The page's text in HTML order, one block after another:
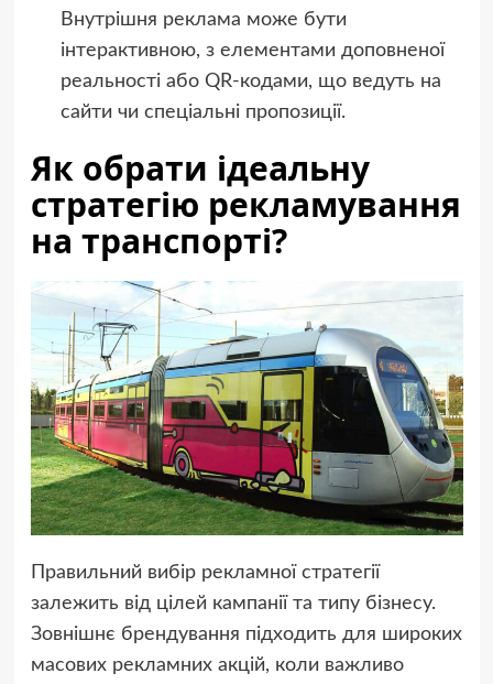
Внутрішня реклама може бути
інтерактивною, з елементами доповненої
реальності або QR-кодами, що ведуть на
сайти чи спеціальні пропозиції.
Як обрати ідеальну
стратегію рекламування
на транспорті?
Правильний вибір рекламної стратегії
залежить від цілей кампанії та типу бізнесу.
Зовнішнє брендування підходить для широких
масових рекламних акцій, коли важливо